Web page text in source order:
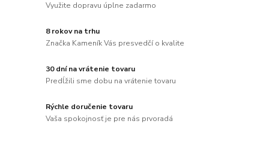
Využite dopravu úplne zadarmo
8 rokov na trhu
Značka Kameník Vás presvedčí o kvalite
30 dní na vrátenie tovaru
Predĺžili sme dobu na vrátenie tovaru
Rýchle doručenie tovaru
Vaša spokojnosť je pre nás prvoradá